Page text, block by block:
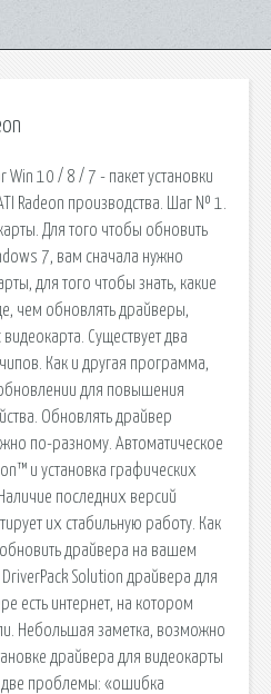
Win 10 / 8 / 7 - пакет установки
Radeon производства. Шаг № 1.
Для того чтобы обновить
7, вам сначала нужно
для того чтобы знать, какие
чем обновлять драйверы,
Существует два
Как и другая программа,
для повышения
Обновлять драйвер
по-разному. Автоматическое
и установка графических
последних версий
их стабильную работу. Как
драйвера на вашем
Solution драйвера для
есть интернет, на котором
Небольшая заметка, возможно
драйвера для видеокарты
две проблемы: «ошибка